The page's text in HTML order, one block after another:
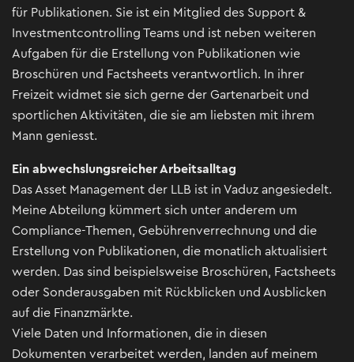
für Publikationen. Sie ist ein Mitglied des Support &
Investmentcontrolling Teams und ist neben weiteren
Aufgaben für die Erstellung von Publikationen wie
Broschüren und Factsheets verantwortlich. In ihrer
Freizeit widmet sie sich gerne der Gartenarbeit und
sportlichen Aktivitäten, die sie am liebsten mit ihrem
Mann geniesst.
Ein abwechslungsreicher Arbeitsalltag
Das Asset Management der LLB ist in Vaduz angesiedelt.
Meine Abteilung kümmert sich unter anderem um
Compliance-Themen, Gebührenverrechnung und die
Erstellung von Publikationen, die monatlich aktualisiert
werden. Das sind beispielsweise Broschüren, Factsheets
oder Sonderausgaben mit Rückblicken und Ausblicken
auf die Finanzmärkte.
Viele Daten und Informationen, die in diesen
Dokumenten verarbeitet werden, landen auf meinem